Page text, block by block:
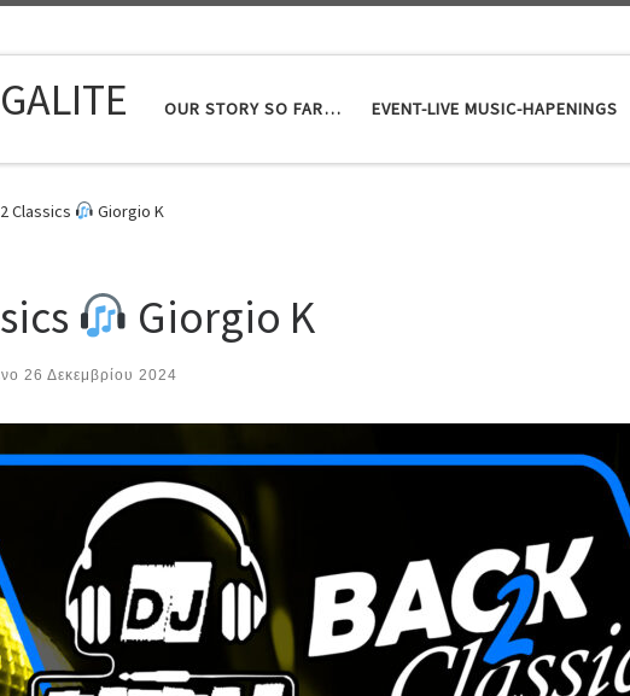
OUR STORY SO FAR… EVENT-LIVE MUSIC-HAPENINGS
Classics Giorgio K
Giorgio K
26 Δεκεμβρίου 2024